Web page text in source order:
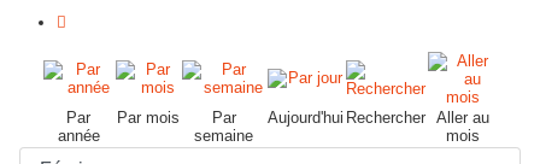
Par
année
Par mois
Par
semaine
Aujourd'hui Rechercher Aller au
mois